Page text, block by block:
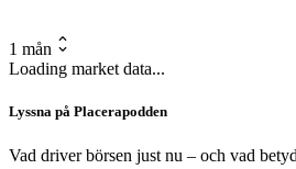
1 mån
Loading market data...
Lyssna på Placerapodden
Vad driver börsen just nu – och vad